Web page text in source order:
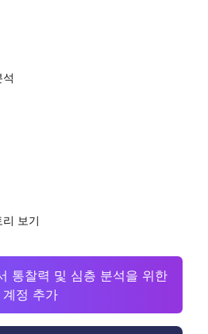
보기
통찰력 및 심층 분석을 위한
계정 추가